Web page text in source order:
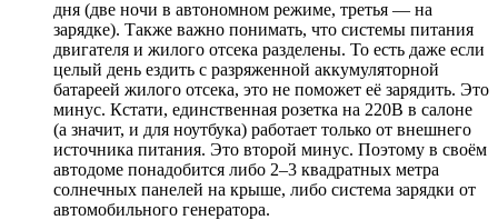
дня (две ночи в автономном режиме, третья — на
зарядке). Также важно понимать, что системы питания
двигателя и жилого отсека разделены. То есть даже если
целый день ездить с разряженной аккумуляторной
батареей жилого отсека, это не поможет её зарядить. Это
минус. Кстати, единственная розетка на 220В в салоне
(а значит, и для ноутбука) работает только от внешнего
источника питания. Это второй минус. Поэтому в своём
автодоме понадобится либо 2–3 квадратных метра
солнечных панелей на крыше, либо система зарядки от
автомобильного генератора.